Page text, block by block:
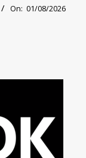
On: 01/08/2026